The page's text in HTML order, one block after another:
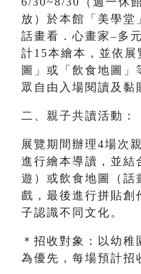
放）於本館「美學堂
話畫看．心畫家–多
計15本繪本，並依
圖」或「飲食地圖」
眾自由入場閱讀及黏
二、親子共讀活動：
展覽期間辦理4場次
進行繪本導讀，並結
遊）或飲食地圖（話
戲，最後進行拼貼
子認識不同文化。
＊招收對象：以幼
為優先，每場預計招